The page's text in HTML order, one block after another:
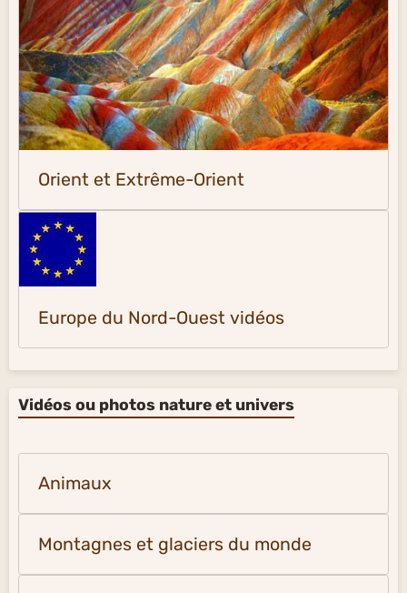
Orient et Extrême-Orient
Europe du Nord-Ouest vidéos
Vidéos ou photos nature et univers
Animaux
Montagnes et glaciers du monde